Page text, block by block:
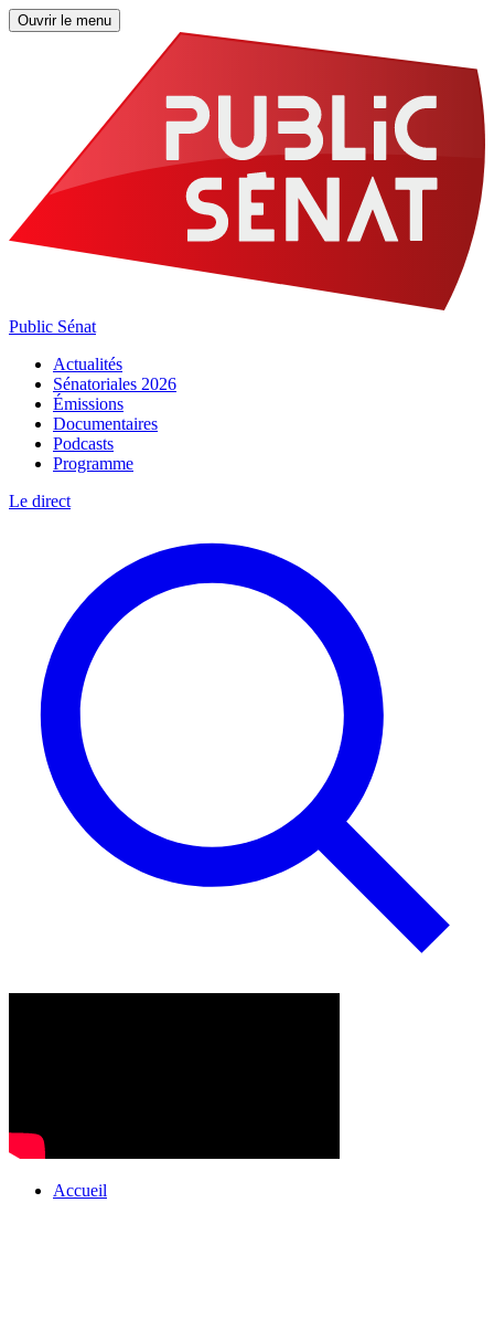
Ouvrir le menu
Public Sénat
Actualités
Sénatoriales 2026
Émissions
Documentaires
Podcasts
Programme
Le direct
Accueil